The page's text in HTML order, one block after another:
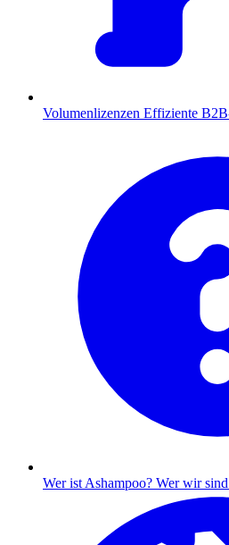
Volumenlizenzen Effiziente
Wer ist Ashampoo? Wer wir